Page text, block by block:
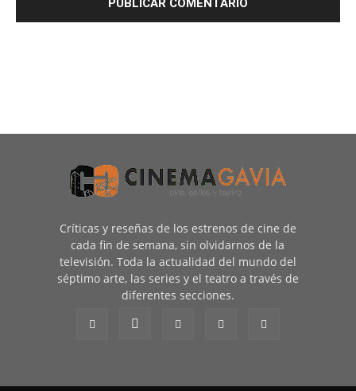
Críticas y reseñas de los estrenos de cine de
cada fin de semana, sin olvidarnos de la
televisión. Toda la actualidad del mundo del
séptimo arte, las series y el teatro a través de
diferentes secciones.